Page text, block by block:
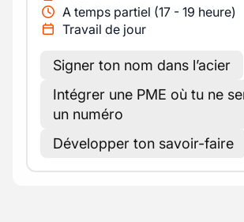
A temps partiel (17 - 19 heure)
Travail de jour
Signer ton nom dans l’acier
Intégrer une PME où tu ne
un numéro
Développer ton savoir-faire